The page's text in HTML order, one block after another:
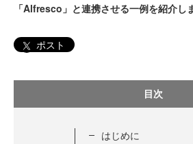
「Alfresco」と連携させる一例を紹介し
ポスト
目次
はじめに